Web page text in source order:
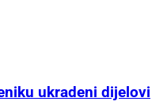
ukradeni dijelovi